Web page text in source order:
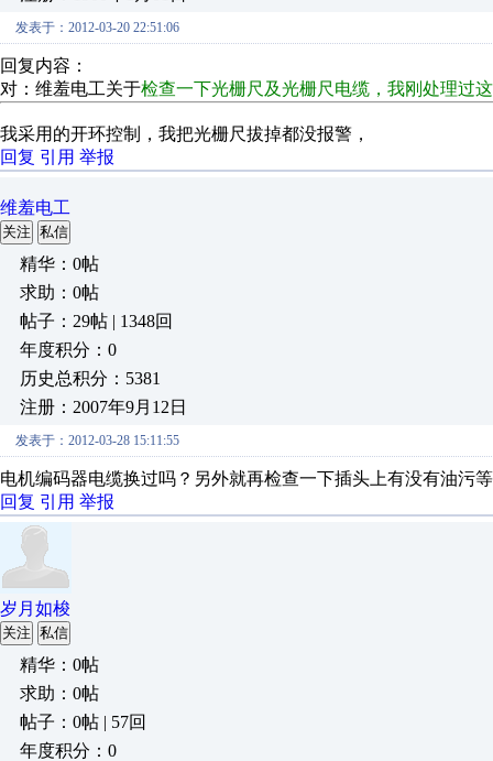
发表于：2012-03-20 22:51:06
回复内容：
对：维羞电工关于检查一下光栅尺及光栅尺电缆，我刚处理过
我采用的开环控制，我把光栅尺拔掉都没报警，
回复 引用 举报
维羞电工
关注 私信
精华：0帖
求助：0帖
帖子：29帖 | 1348回
年度积分：0
历史总积分：5381
注册：2007年9月12日
发表于：2012-03-28 15:11:55
电机编码器电缆换过吗？另外就再检查一下插头上有没有油污
回复 引用 举报
岁月如梭
关注 私信
精华：0帖
求助：0帖
帖子：0帖 | 57回
年度积分：0